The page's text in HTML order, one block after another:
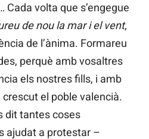
Cada volta que s’engegue
de nou la mar i el vent,
de l’ànima. Formareu
perquè amb vosaltres
els nostres fills, i amb
el poble valencià.
dit tantes coses
ajudat a protestar –